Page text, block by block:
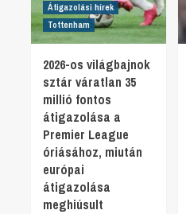
Átigazolási hírek
Tottenham
2026-os világbajnok
sztár váratlan 35
millió fontos
átigazolása a
Premier League
óriásához, miután
európai
átigazolása
meghiúsult